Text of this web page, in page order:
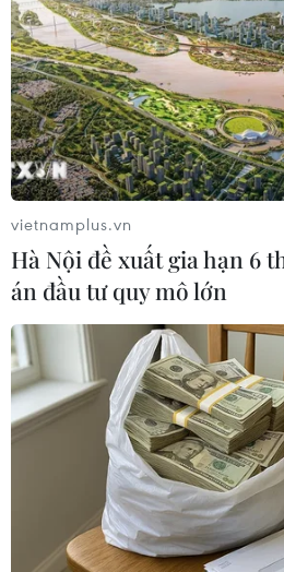
WTO: Lạc quan thận
thương mại toàn cầu năm
15/01/2021 06:47
WTO dự báo thương mại toàn
hồi với kết quả phụ thuộc phần
hiệu quả của các phản ứng
vietnamplus.vn
Hà Nội đề xuất gia hạn 6
án đầu tư quy mô lớn